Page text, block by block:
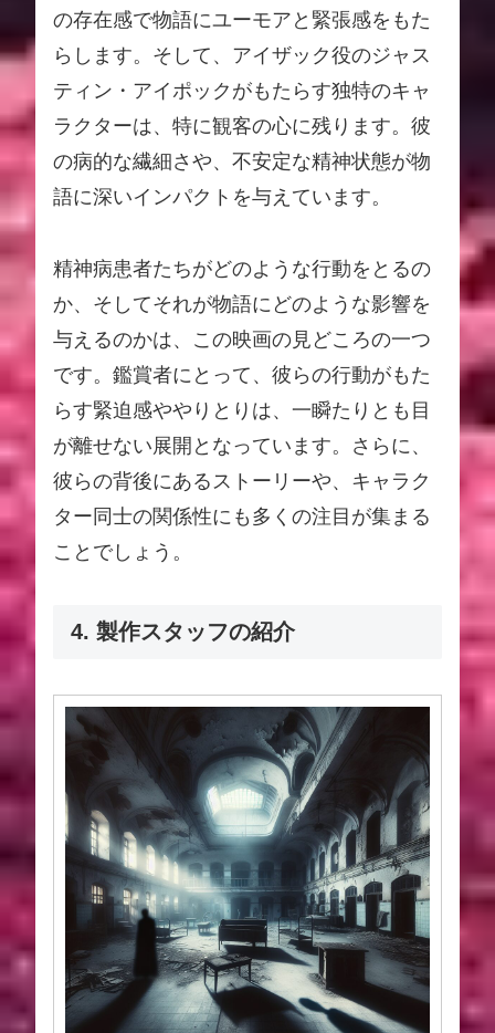
の存在感で物語にユーモアと緊張感をもた
らします。そして、アイザック役のジャス
ティン・アイポックがもたらす独特のキャ
ラクターは、特に観客の心に残ります。彼
の病的な繊細さや、不安定な精神状態が物
語に深いインパクトを与えています。
精神病患者たちがどのような行動をとるの
か、そしてそれが物語にどのような影響を
与えるのかは、この映画の見どころの一つ
です。鑑賞者にとって、彼らの行動がもた
らす緊迫感ややりとりは、一瞬たりとも目
が離せない展開となっています。さらに、
彼らの背後にあるストーリーや、キャラク
ター同士の関係性にも多くの注目が集まる
ことでしょう。
4. 製作スタッフの紹介